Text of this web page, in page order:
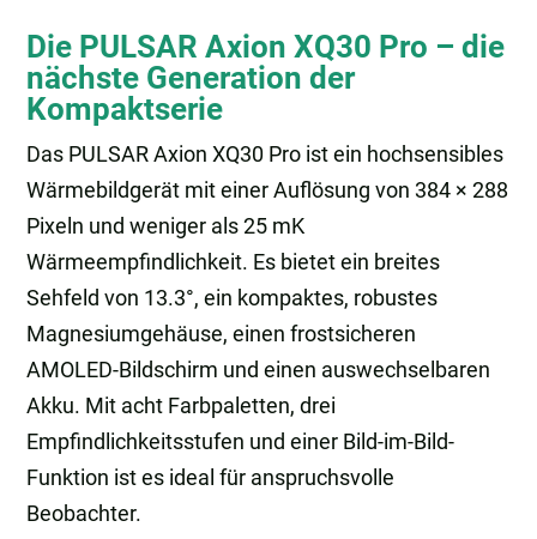
Die PULSAR Axion XQ30 Pro – die
nächste Generation der
Kompaktserie
Das PULSAR Axion XQ30 Pro ist ein hochsensibles
Wärmebildgerät mit einer Auflösung von 384 × 288
Pixeln und weniger als 25 mK
Wärmeempfindlichkeit. Es bietet ein breites
Sehfeld von 13.3°, ein kompaktes, robustes
Magnesiumgehäuse, einen frostsicheren
AMOLED-Bildschirm und einen auswechselbaren
Akku. Mit acht Farbpaletten, drei
Empfindlichkeitsstufen und einer Bild-im-Bild-
Funktion ist es ideal für anspruchsvolle
Beobachter.